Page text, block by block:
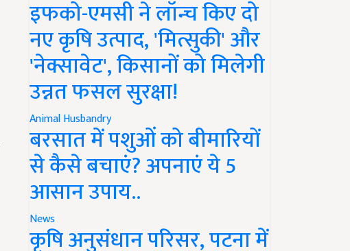
इफको-एमसी ने लॉन्च किए दो
नए कृषि उत्पाद, 'मित्सुकी' और
'नेक्सावेट', किसानों को मिलेगी
उन्नत फसल सुरक्षा!
Animal Husbandry
बरसात में पशुओं को बीमारियों
से कैसे बचाएं? अपनाएं ये 5
आसान उपाय..
News
कृषि अनुसंधान परिसर, पटना में